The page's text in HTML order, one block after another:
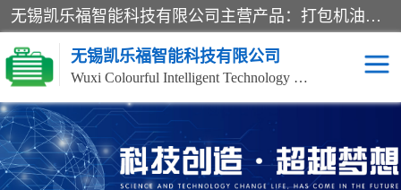
无锡凯乐福智能科技有限公司主营产品：打包机油泵、风冷式油冷却器、液压阀、液压泵、冷却器、过滤器及气动元器件。公司主导生产齿轮泵、齿轮马达、液压阀等产品。共计100多个系列、3000余种规格。覆盖了液压系统的动力元件、控制元件和执行元件，具备较强的成套供货、服务能力。
无锡凯乐福智能科技有限公司
Wuxi Colourful Intelligent Technology Co., Ltd
齿轮泵 机床冷却泵